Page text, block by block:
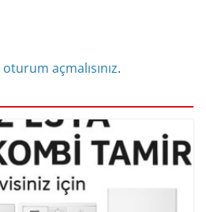
oturum açmalısınız.